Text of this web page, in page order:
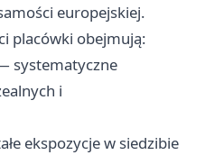
europejskiej.
placówki obejmują:
systematyczne
i
ekspozycje w siedzibie